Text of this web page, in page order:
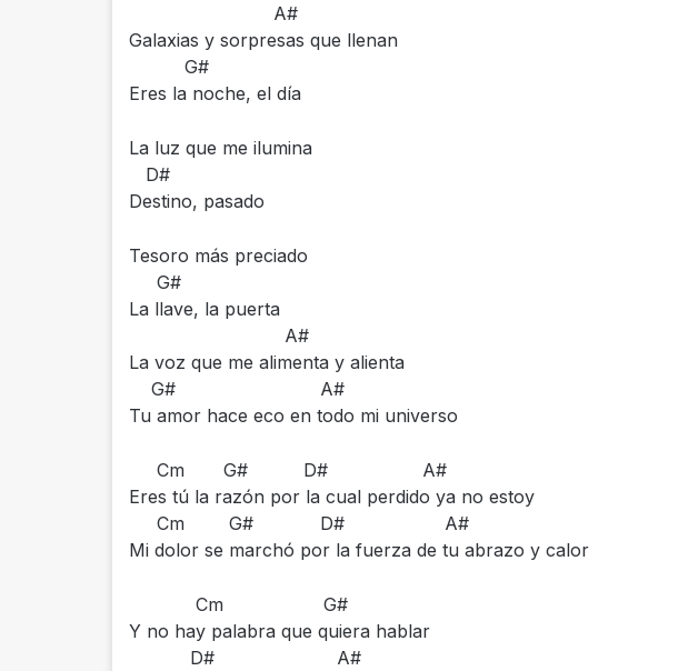
A#
Galaxias y sorpresas que llenan
G#
Eres la noche, el día
La luz que me ilumina
D#
Destino, pasado
Tesoro más preciado
G#
La llave, la puerta
A#
La voz que me alimenta y alienta
G# A#
Tu amor hace eco en todo mi universo
Cm G# D# A#
Eres tú la razón por la cual perdido ya no estoy
Cm G# D# A#
Mi dolor se marchó por la fuerza de tu abrazo y calor
Cm G#
Y no hay palabra que quiera hablar
D# A#